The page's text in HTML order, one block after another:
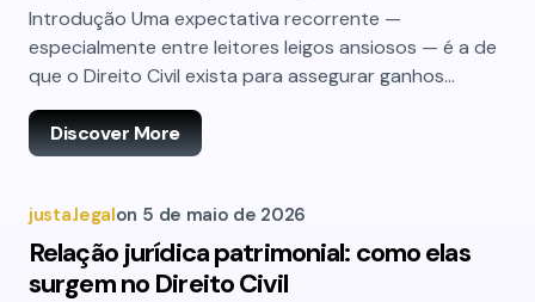
Introdução Uma expectativa recorrente —
especialmente entre leitores leigos ansiosos — é a de
que o Direito Civil exista para assegurar ganhos…
Discover More
justa.legalon 5 de maio de 2026
Relação jurídica patrimonial: como elas
surgem no Direito Civil